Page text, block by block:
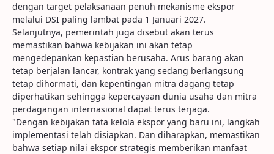
dengan target pelaksanaan penuh mekanisme ekspor
melalui DSI paling lambat pada 1 Januari 2027.
Selanjutnya, pemerintah juga disebut akan terus
memastikan bahwa kebijakan ini akan tetap
mengedepankan kepastian berusaha. Arus barang akan
tetap berjalan lancar, kontrak yang sedang berlangsung
tetap dihormati, dan kepentingan mitra dagang tetap
diperhatikan sehingga kepercayaan dunia usaha dan mitra
perdagangan internasional dapat terus terjaga.
"Dengan kebijakan tata kelola ekspor yang baru ini, langkah
implementasi telah disiapkan. Dan diharapkan, memastikan
bahwa setiap nilai ekspor strategis memberikan manfaat